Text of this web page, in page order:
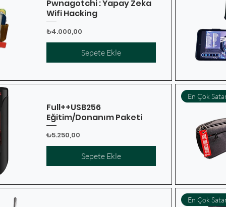
Pwnagotchi : Yapay Zeka
Wifi Hacking
Fiyat
₺4.000,00
Sepete Ekle
Full++USB256
Eğitim/Donanım Paketi
Fiyat
₺5.250,00
Sepete Ekle
En Çok
En Çok